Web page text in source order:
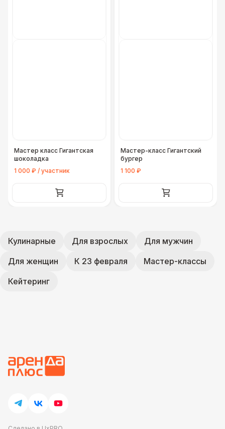
Мастер класс Гигантская
шоколадка
1 000 ₽ / участник
Мастер-класс Гигантский
бургер
1 100 ₽
Кулинарные Для взрослых
Для мужчин
Для женщин
К 23 февраля
Мастер-классы
Кейтеринг